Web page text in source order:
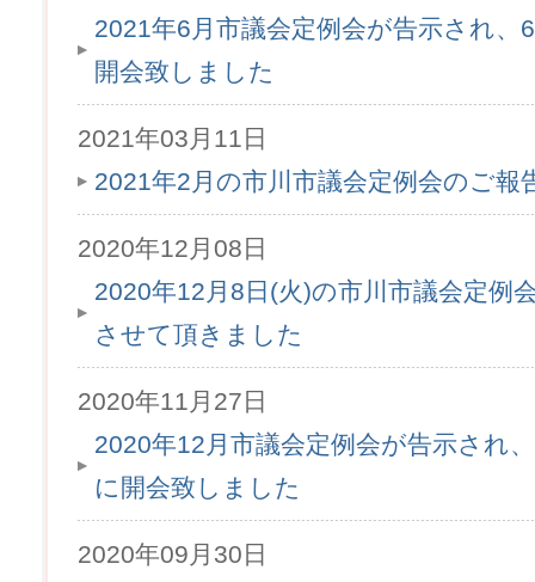
2021年6月市議会定例会が告示され、
開会致しました
2021年03月11日
2021年2月の市川市議会定例会のご報
2020年12月08日
2020年12月8日(火)の市川市議会定例
させて頂きました
2020年11月27日
2020年12月市議会定例会が告示され
に開会致しました
2020年09月30日